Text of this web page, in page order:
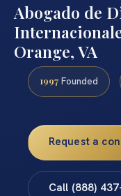
Abogado de
Orange, VA
1997 Founded
Request a
Call (888)